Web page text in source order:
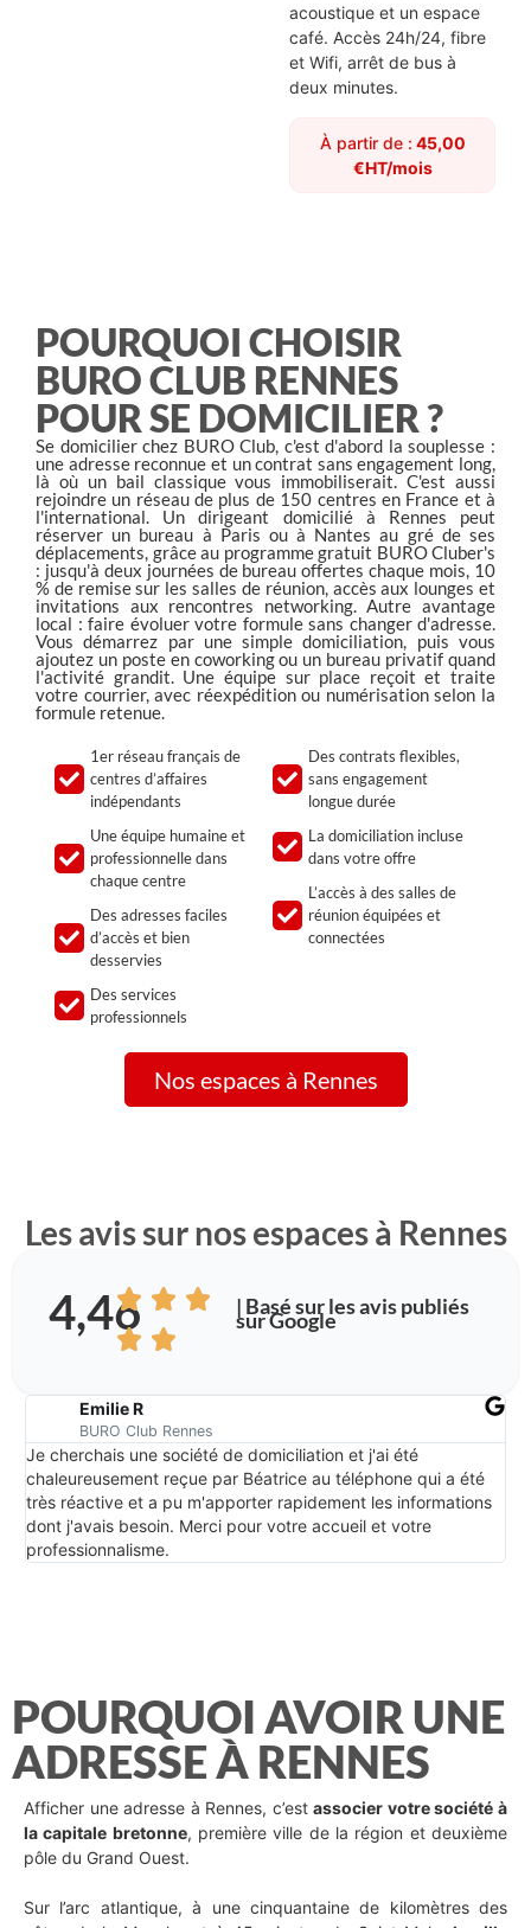
acoustique et un espace
café. Accès 24h/24, fibre
et Wifi, arrêt de bus à
deux minutes.
À partir de : 45,00
€HT/mois
POURQUOI CHOISIR
BURO CLUB RENNES
POUR SE DOMICILIER ?
Se domicilier chez BURO Club, c'est d'abord la souplesse :
une adresse reconnue et un contrat sans engagement long,
là où un bail classique vous immobiliserait. C'est aussi
rejoindre un réseau de plus de 150 centres en France et à
l'international. Un dirigeant domicilié à Rennes peut
réserver un bureau à Paris ou à Nantes au gré de ses
déplacements, grâce au programme gratuit BURO Cluber's
: jusqu'à deux journées de bureau offertes chaque mois, 10
% de remise sur les salles de réunion, accès aux lounges et
invitations aux rencontres networking. Autre avantage
local : faire évoluer votre formule sans changer d'adresse.
Vous démarrez par une simple domiciliation, puis vous
ajoutez un poste en coworking ou un bureau privatif quand
l'activité grandit. Une équipe sur place reçoit et traite
votre courrier, avec réexpédition ou numérisation selon la
formule retenue.
1er réseau français de
centres d’affaires
indépendants
Une équipe humaine et
professionnelle dans
chaque centre
Des adresses faciles
d’accès et bien
desservies
Des services
professionnels
Des contrats flexibles,
sans engagement
longue durée
La domiciliation incluse
dans votre offre
L’accès à des salles de
réunion équipées et
connectées
Nos espaces à Rennes
Les avis sur nos espaces à Rennes
4,46 | Basé sur les avis publiés
sur Google
Emilie R
BURO Club Rennes
Je cherchais une société de domiciliation et j'ai été
chaleureusement reçue par Béatrice au téléphone qui a été
très réactive et a pu m'apporter rapidement les informations
dont j'avais besoin. Merci pour votre accueil et votre
professionnalisme.
POURQUOI AVOIR UNE
ADRESSE À RENNES
Afficher une adresse à Rennes, c’estassocier votre société à
la capitale bretonne, première ville de la région et deuxième
pôle du Grand Ouest.
Sur l’arc atlantique, à une cinquantaine de kilomètres des